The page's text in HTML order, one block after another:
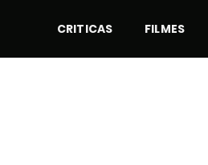
CRITICAS FILMES